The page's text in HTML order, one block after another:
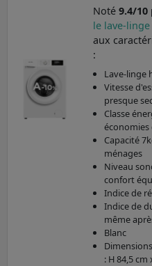
Noté 9.4/
le lave-linge
aux
:
Lave-linge
Vitesse
presque
Classe
économies
Capacité
ménages
Niveau
confort
Indice de
Indice de
même
Blanc
: H 84,5 cm